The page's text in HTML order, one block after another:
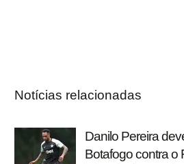
Notícias relacionadas
Danilo Pereira
Botafogo contra o